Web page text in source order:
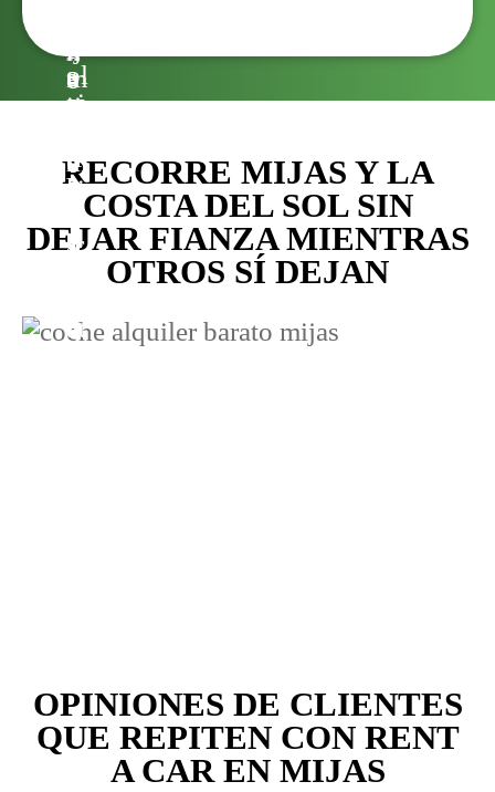
RECORRE MIJAS Y LA
COSTA DEL SOL SIN
DEJAR FIANZA MIENTRAS
OTROS SÍ DEJAN
OPINIONES DE CLIENTES
QUE REPITEN CON RENT
A CAR EN MIJAS